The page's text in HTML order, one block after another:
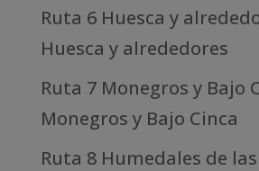
Ruta 6 Huesca y
Huesca y alrededores
Ruta 7 Monegros y Bajo
Monegros y Bajo Cinca
Ruta 8 Humedales de